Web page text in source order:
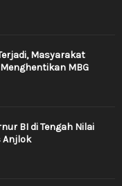
Masyarakat
MBG
BI di Tengah Nilai
Anjlok